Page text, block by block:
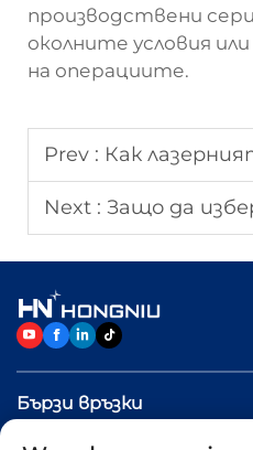
производствени
околните условия
на операциите.
Prev : Как лазерният рязач за метал
Next : Защо да изберете фибер
Бързи връзки